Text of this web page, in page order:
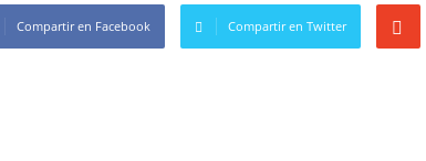
Compartir en Facebook Compartir en Twitter